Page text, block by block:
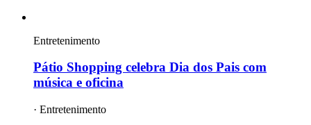
Entretenimento
Pátio Shopping celebra Dia dos Pais com
música e oficina
· Entretenimento